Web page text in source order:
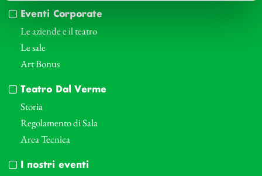
Eventi Corporate
Le aziende e il teatro
Le sale
Art Bonus
Teatro Dal Verme
Storia
Regolamento di Sala
Area Tecnica
I nostri eventi